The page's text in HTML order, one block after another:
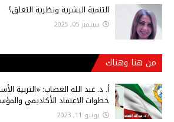
التنمية البشرية ونظرية التعلق؟
سبتمبر 05, 2025
من هنا وهناك
أ‌. د. عبد الله الغصاب: «التربية
خطوات الاعتماد الأكاديمي
يونيو 11, 2023